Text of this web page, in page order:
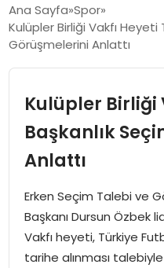
GÜNDEM
EKONOMI
MAGAZIN
SAĞLIK
Ana Sayfa Spor
Kulüpler Birliği Vakfı Heyeti
Görüşmelerini Anlattı
Kulüpler Birliği
Başkanlık
Anlattı
Erken Seçim Talebi ve
Başkanı Dursun Özbek
Vakfı heyeti, Türkiye
tarihe alınması